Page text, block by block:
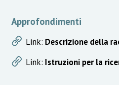
Approfondimenti
Link: Descrizione della
Link: Istruzioni per la